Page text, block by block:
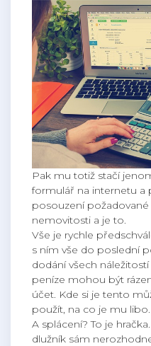
Pak mu totiž stačí
formulář na internetu a
posouzení
nemovitosti a je to.
Vše je rychle
s ním vše do poslední
dodání všech
peníze mohou být
účet. Kde si je tento
použít, na co je mu libo.
A splácení? To je
dlužník sám